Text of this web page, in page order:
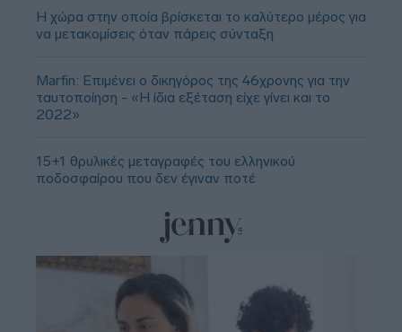
Η χώρα στην οποία βρίσκεται το καλύτερο μέρος για
να μετακομίσεις όταν πάρεις σύνταξη
Marfin: Επιμένει ο δικηγόρος της 46χρονης για την
ταυτοποίηση - «Η ίδια εξέταση είχε γίνει και το
2022»
15+1 θρυλικές μεταγραφές του ελληνικού
ποδοσφαίρου που δεν έγιναν ποτέ